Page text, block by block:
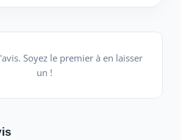
Soyez le premier à en laisser
un !